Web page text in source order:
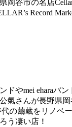
岡谷市の名店
Record
ドやmei eharaバ
氣さんが長野県
代の繭蔵をリノベ
う凄い店！